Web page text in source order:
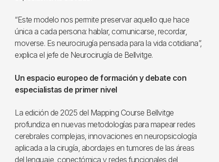
“Este modelo nos permite preservar aquello que hace
única a cada persona: hablar, comunicarse, recordar,
moverse. Es neurocirugía pensada para la vida cotidiana”,
explica el jefe de Neurocirugía de Bellvitge.
Un espacio europeo de formación y debate con
especialistas de primer nivel
La edición de 2025 del Mapping Course Bellvitge
profundiza en nuevas metodologías para mapear redes
cerebrales complejas, innovaciones en neuropsicología
aplicada a la cirugía, abordajes en tumores de las áreas
del lenguaje, conectómica y redes funcionales del